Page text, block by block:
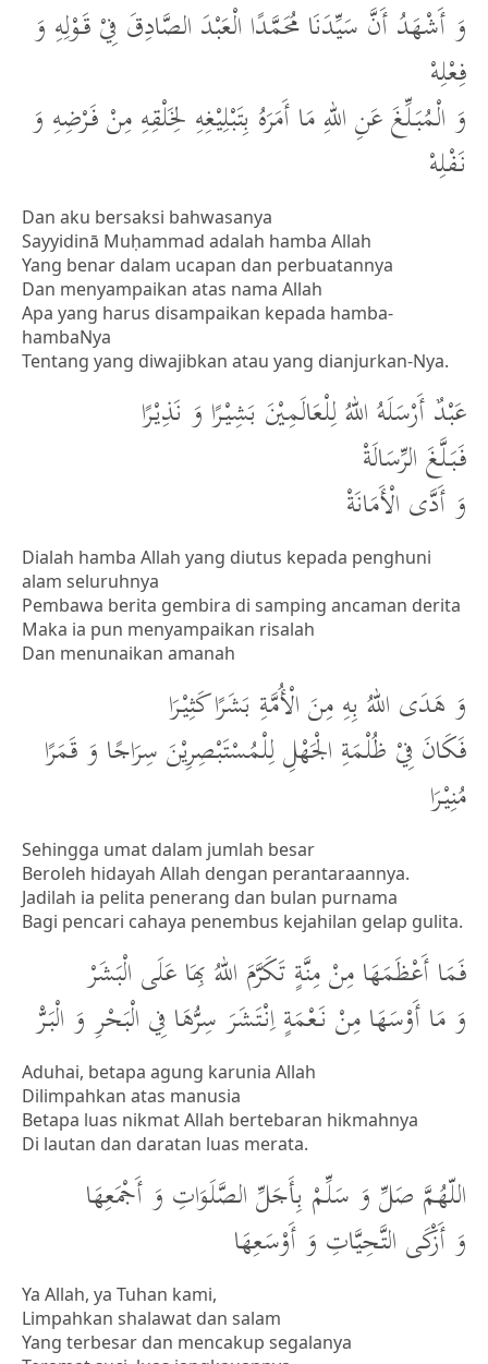
وَ أَشْهَدُ أَنَّ سَيِّدَنَا مُحَمَّدًا الْعَبْدَ الصَّادِقَ فِيْ قَوْلِهِ وَ
فِعْلِهْ
وَ الْمُبَلِّغَ عَنِ اللهِ مَا أَمَرَهُ بِتَبْلِيْغِهِ لِخَلْقِهِ مِنْ فَرْضِهِ وَ
نَفْلِهْ
Dan aku bersaksi bahwasanya
Sayyidinā Muḥammad adalah hamba Allah
Yang benar dalam ucapan dan perbuatannya
Dan menyampaikan atas nama Allah
Apa yang harus disampaikan kepada hamba-
hambaNya
Tentang yang diwajibkan atau yang dianjurkan-Nya.
عَبْدٌ أَرْسَلَهُ اللهُ لِلْعَالَمِيْنَ بَشِيْرًا وَ نَذِيْرًا
فَبَلَّغَ الرِّسَالَةْ
وَ أَدَّى الْأَمَانَةْ
Dialah hamba Allah yang diutus kepada penghuni
alam seluruhnya
Pembawa berita gembira di samping ancaman derita
Maka ia pun menyampaikan risalah
Dan menunaikan amanah
وَ هَدَى اللهُ بِهِ مِنَ الْأُمَّةِ بَشَرًا كَثِيْرَا
فَكَانَ فِيْ ظُلْمَةِ الْجَهْلِ لِلْمُسْتَبْصِرِيْنَ سِرَاجًا وَ قَمَرًا
مُنِيْرَا
Sehingga umat dalam jumlah besar
Beroleh hidayah Allah dengan perantaraannya.
Jadilah ia pelita penerang dan bulan purnama
Bagi pencari cahaya penembus kejahilan gelap gulita.
فَمَا أَعْظَمَهَا مِنْ مِنَّةٍ تَكَرَّمَ اللهُ بِهَا عَلَى الْبَشَرْ
وَ مَا أَوْسَهَا مِنْ نَعْمَةٍ اِنْتَشَرَ سِرُّهَا فِي الْبَحْرِ وَ الْبَرّْ
Aduhai, betapa agung karunia Allah
Dilimpahkan atas manusia
Betapa luas nikmat Allah bertebaran hikmahnya
Di lautan dan daratan luas merata.
اللّهُمَّ صَلِّ وَ سَلِّمْ بِأَجَلِّ الصَّلَوَاتِ وَ أَجْمَعِهَا
وَ أَزْكَى التَّحِيَّاتِ وَ أَوْسَعِهَا
Ya Allah, ya Tuhan kami,
Limpahkan shalawat dan salam
Yang terbesar dan mencakup segalanya